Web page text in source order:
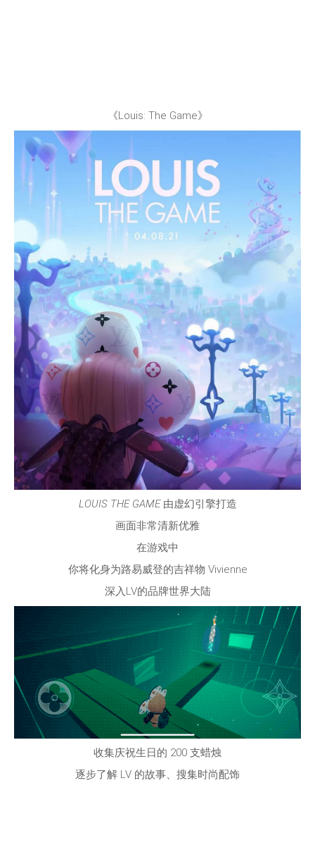
《Louis: The Game》
LOUIS THE GAME 由虚幻引擎打造
画面非常清新优雅
在游戏中
你将化身为路易威登的吉祥物 Vivienne
深入LV的品牌世界大陆
收集庆祝生日的 200 支蜡烛
逐步了解 LV 的故事、搜集时尚配饰